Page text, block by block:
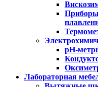
Приборы
pH-
Лабораторная